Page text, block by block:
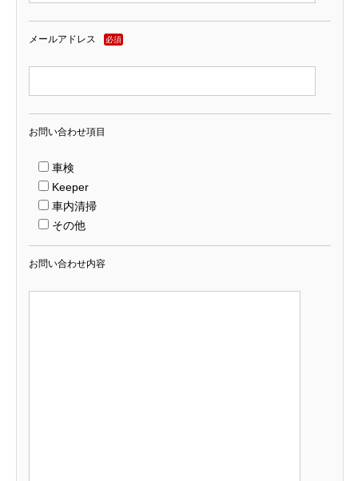
メールアドレス 必須
お問い合わせ項目
車検
Keeper
車内清掃
その他
お問い合わせ内容